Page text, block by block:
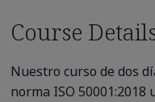
Course
Nuestro curso de dos
norma ISO